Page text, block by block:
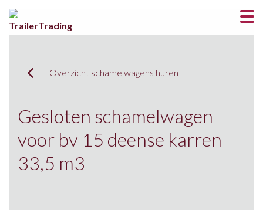
Overzicht schamelwagens huren
Gesloten schamelwagen
voor bv 15 deense karren
33,5 m3